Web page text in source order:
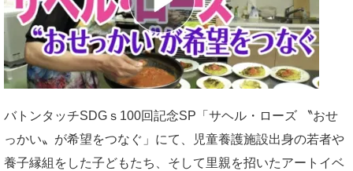
バトンタッチSDGｓ100回記念SP「サヘル・ローズ 〝おせ
っかい〟が希望をつなぐ」にて、児童養護施設出身の若者や
養子縁組をした子どもたち、そして里親を招いたアートイベ